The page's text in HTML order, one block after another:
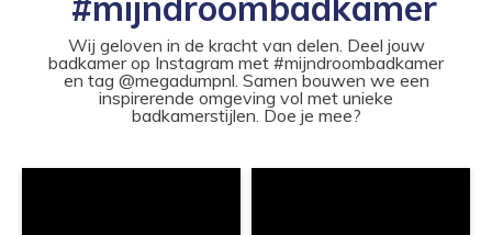
Wij geloven in de kracht van delen. Deel jouw
badkamer op Instagram met #mijndroombadkamer
en tag @megadumpnl. Samen bouwen we een
inspirerende omgeving vol met unieke
badkamerstijlen. Doe je mee?